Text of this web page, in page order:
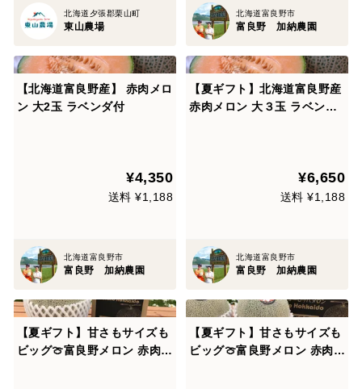
北海道夕張郡栗山町
東山農場
北海道富良野市
富良野 加納農園
【北海道富良野産】 赤肉メロ
ン 大2玉 ラベンダ付
¥4,350
送料 ¥1,188
北海道富良野市
富良野 加納農園
【夏ギフト】北海道富良野産
赤肉メロン 大３玉 ラベンダ
¥6,650
送料 ¥1,188
北海道富良野市
富良野 加納農園
【夏ギフト】甘さもサイズも
ビッグ🍈富良野メロン 赤肉1
【夏ギフト】甘さもサイズも
ビッグ🍈富良野メロン 赤肉2